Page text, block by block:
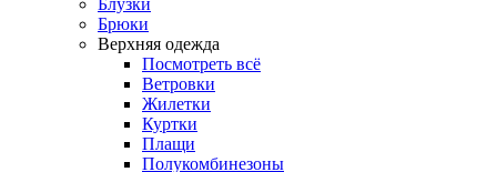
Брюки
Верхняя одежда
Посмотреть всё
Ветровки
Жилетки
Куртки
Плащи
Полукомбинезоны